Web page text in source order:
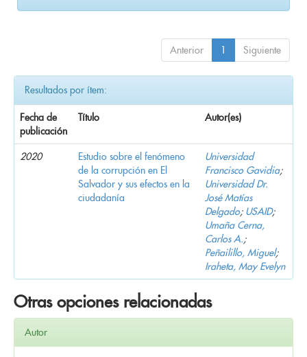
Anterior 1 Siguiente
Resultados por ítem:
Fecha de
publicación
Título Autor(es)
2020
Estudio sobre el fenómeno
de la corrupción en El
Salvador y sus efectos en la
ciudadanía
Universidad
Francisco Gavidia;
Universidad Dr.
José Matías
Delgado; USAID;
Umaña Cerna,
Carlos A.;
Peñailillo, Miguel;
Iraheta, May Evelyn
Otras opciones relacionadas
Autor